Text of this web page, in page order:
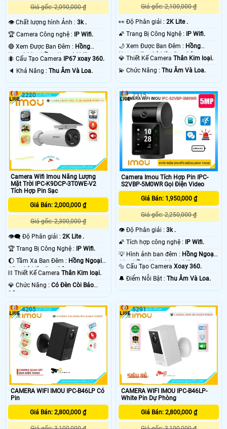
Giá gốc: 2,090,000 ₫
👁 Chất lượng hình Ảnh : 3k .
🏆 Camera Công nghệ : IP Wifi.
🔴 Xem Được Ban Đêm : Hồng
Ngoại 30m Hồng Ngoại SMD.
🐜 Cấu Tạo Camera IP67 xoay 360.
️🔈 Khả Năng : Thu Âm Và Loa.
Giá gốc: 2,100,000 ₫
️👀 Độ Phân giải :2K Lite .
🌠 Trang Bị Công Nghệ : IP Wifi.
🌙 Xem Được Ban Đêm : Hồng
Ngoại 15m Có Màu Ban Ðêm.
💎 Thiết Kế CameraThân Kim loại.
️💫 Chức Năng :Thu Âm Và Loa.
Camera Wifi Imou Năng Lượng
Mặt Trời IPC-K9DCP-3T0WE-V2
Tích Hợp Pin Sạc
Giá Bán: 2,000,000 ₫
Giá gốc: 2,300,000 ₫
👁️‍🗨 Độ Phân giải : 2K Lite .
🏆 Trang Bị Công Nghệ : IP Wifi.
🌔 Tầm Xa Ban Đêm : Hồng Ngoại
15m Có Màu Ban Ðêm.
⛓ Thiết Kế Camera Thân Kim loại.
️💎 Chức Năng : Có Ðèn Còi Báo
Động.
2220
Camera Imou Tích Hợp Pin IPC-
S2VBP-5M0WR Gọi Điện Video
Giá Bán: 1,950,000 ₫
Giá gốc: 2,250,000 ₫
👁 Độ Phân giải :3k .
🌠 Tích hợp công nghệ :
IP Wifi.
💡 Hình ảnh ban đêm : Hồng Ngoại
10m Hồng Ngoại Smart IR.
🔩 Cấu Tạo CameraXoay 360.
️🔔 Điểm Nỗi Bật :Thu Âm Và Loa.
2315
CAMERA WIFI IMOU IPC-B46LP Có
Pin
Giá Bán: 2,800,000 ₫
4205
CAMERA WIFI IMOU IPC-B46LP-
White Pin Dự Phòng
Giá Bán: 2,800,000 ₫
5291